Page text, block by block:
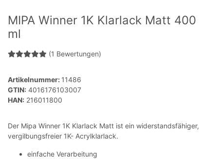
MIPA Winner 1K Klarlack Matt 400
ml
(1 Bewertungen)
Artikelnummer: 11486
GTIN: 4016176103007
HAN: 216011800
Der Mipa Winner 1K Klarlack Matt ist ein widerstandsfähiger,
vergilbungsfreier 1K- Acrylklarlack.
einfache Verarbeitung